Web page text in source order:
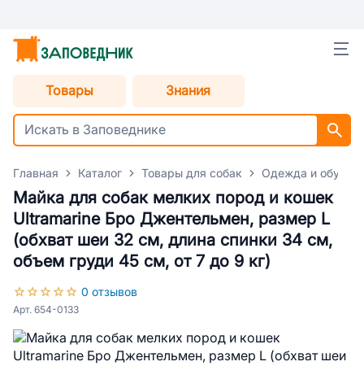
Товары Знания
Главная Каталог Товары для собак Одежда и обувь
Майка для собак мелких пород и кошек
Ultramarine Бро Джентельмен, размер L
(обхват шеи 32 см, длина спинки 34 см,
объем груди 45 см, от 7 до 9 кг)
0 отзывов
Арт. 654-0133